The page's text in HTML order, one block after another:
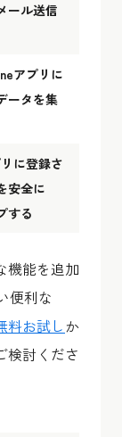
ール送信
アプリに
ータを集
に登録さ
安全に
する
機能を追加
便利な
料お試しか
検討くださ